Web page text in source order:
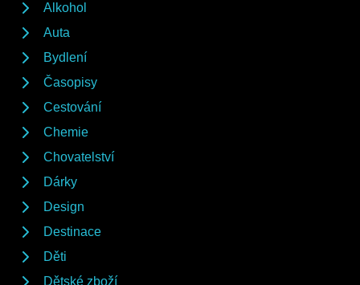
Alkohol
Auta
Bydlení
Časopisy
Cestování
Chemie
Chovatelství
Dárky
Design
Destinace
Děti
Dětské zboží